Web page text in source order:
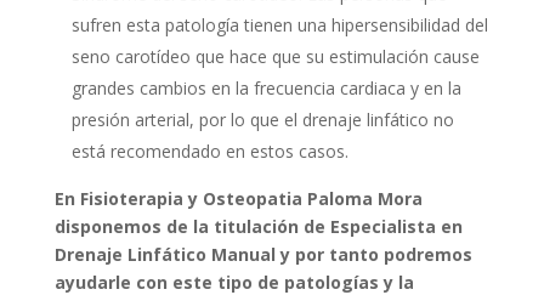
sufren esta patología tienen una hipersensibilidad del
seno carotídeo que hace que su estimulación cause
grandes cambios en la frecuencia cardiaca y en la
presión arterial, por lo que el drenaje linfático no
está recomendado en estos casos.
En Fisioterapia y Osteopatia Paloma Mora
disponemos de la titulación de Especialista en
Drenaje Linfático Manual y por tanto podremos
ayudarle con este tipo de patologías y la